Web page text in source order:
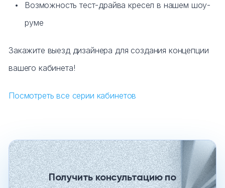
Возможность тест-драйва кресел в нашем шоу-
руме
Закажите выезд дизайнера для создания концепции
вашего кабинета!
Посмотреть все серии кабинетов
Получить консультацию по